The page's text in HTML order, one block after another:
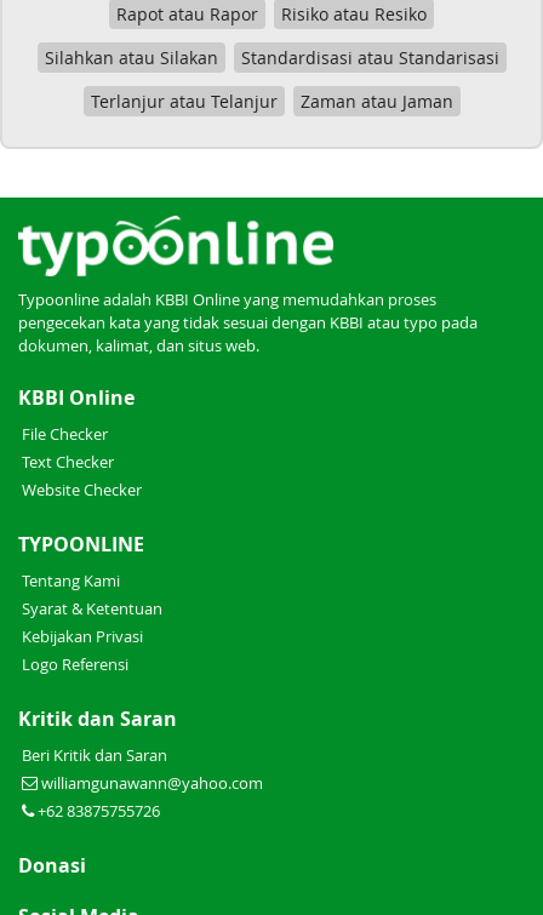
Rapot atau Rapor
Risiko atau Resiko
Silahkan atau Silakan
Standardisasi atau Standarisasi
Terlanjur atau Telanjur
Zaman atau Jaman
Typoonline adalah KBBI Online yang memudahkan proses
pengecekan kata yang tidak sesuai dengan KBBI atau typo pada
dokumen, kalimat, dan situs web.
KBBI Online
File Checker
Text Checker
Website Checker
TYPOONLINE
Tentang Kami
Syarat & Ketentuan
Kebijakan Privasi
Logo Referensi
Kritik dan Saran
Beri Kritik dan Saran
williamgunawann@yahoo.com
+62 83875755726
Donasi